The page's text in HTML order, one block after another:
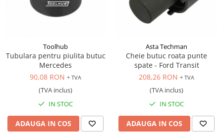
Elevator motociclete
Masa hidraulica
Presa hidraulica stationara
Scule si echipamente spalatorie
Consumabile spalatorii auto
Curatitor cu presiune
Scule spalatorii auto
Scule motor
Blocaje distributie
Scule AdBlue
Scule bujii, bujii incandescente
Scule electrice motor
Scule esapament
Scule injectie
Scule injectoare
Scule montat, demontat segmenti
Toolhub
Tubulara pentru piulita butuc
Mercedes
90,08 RON + TVA
(TVA inclus)
IN STOC
ADAUGA IN COS
Asta Techman
Cheie butuc roata punte
spate - Ford Transit
208,26 RON + TVA
(TVA inclus)
IN STOC
ADAUGA IN COS